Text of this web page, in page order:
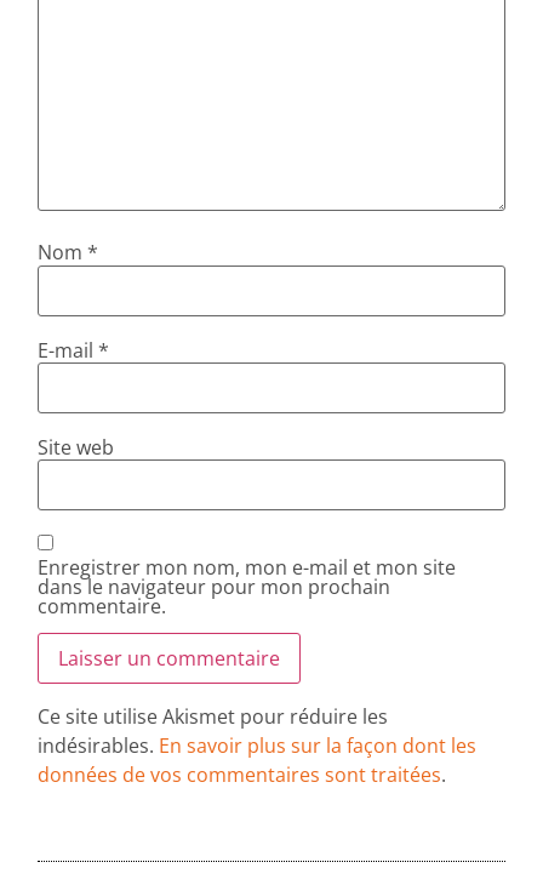
Nom*
E-mail*
Site web
Enregistrer mon nom, mon e-mail et mon site
dans le navigateur pour mon prochain
commentaire.
Ce site utilise Akismet pour réduire les
indésirables. En savoir plus sur la façon dont les
données de vos commentaires sont traitées.